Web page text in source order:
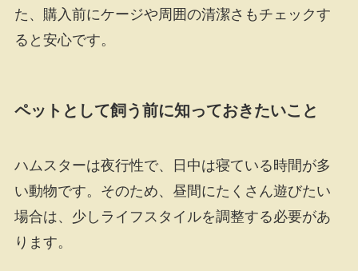
た、購入前にケージや周囲の清潔さもチェックす
ると安心です。
ペットとして飼う前に知っておきたいこと
ハムスターは夜行性で、日中は寝ている時間が多
い動物です。そのため、昼間にたくさん遊びたい
場合は、少しライフスタイルを調整する必要があ
ります。